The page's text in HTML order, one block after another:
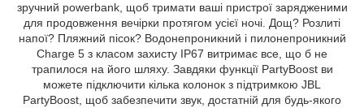
зручний powerbank, щоб тримати ваші пристрої зарядженими
для продовження вечірки протягом усієї ночі. Дощ? Розлиті
напої? Пляжний пісок? Водонепроникний і пилонепроникний
Charge 5 з класом захисту IP67 витримає все, що б не
трапилося на його шляху. Завдяки функції PartyBoost ви
можете підключити кілька колонок з підтримкою JBL
PartyBoost, щоб забезпечити звук, достатній для будь-якого